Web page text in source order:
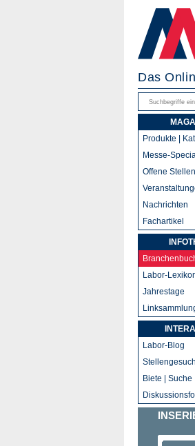
Das
Produkte |
Messe-
Offene Stellen
Nachrichten
Fachartikel
Labor-
Jahrestage
Labor-Blog
Biete | Suche